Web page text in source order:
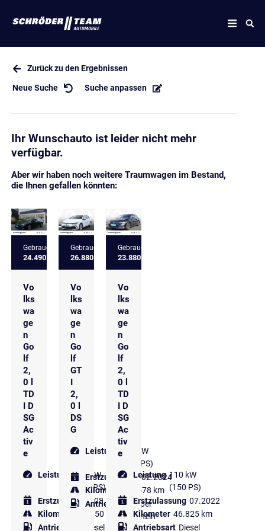
Zurück zu den Ergebnissen
Neue Suche Suche anpassen
Ihr Wunschauto ist leider nicht mehr
verfügbar.
Aber wir haben noch weitere Traumwagen im Bestand,
die Ihnen gefallen könnten:
Gebrauchtfahrzeug
24.490 €
Vo
lks
wa
ge
n
Go
lf
2,
0 l
TD
I D
SG
Ac
tiv
e
Leistung 110 kW
(150 PS)
Erstzulassung 08.2022
Kilometer
64.850 km
Antriebsart
Diesel
Gebrauchtfahrzeug
26.880 €
Vo
lks
wa
ge
n
Go
lf
GT
I
2,
0 l
DS
G
Leistung 180 kW
(245 PS)
Erstzulassung 02.2024
Kilometer
17.578 km
Antriebsart
Super
Benzin
Gebrauchtfahrzeug
23.880 €
Vo
lks
wa
ge
n
Go
lf
2,
0 l
TD
I D
SG
Ac
tiv
e
Leistung 110 kW
(150 PS)
Erstzulassung 07.2022
Kilometer 46.825 km
Antriebsart Diesel